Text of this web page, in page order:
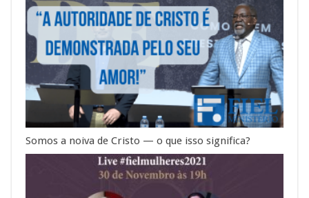
Somos a noiva de Cristo — o que isso significa?